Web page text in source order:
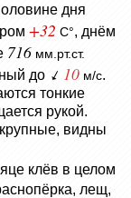
дня
+32 C°, днём
716 мм.рт.ст.
до 10 м/с.
тонкие
рукой.
видны
клёв в целом
лещ,